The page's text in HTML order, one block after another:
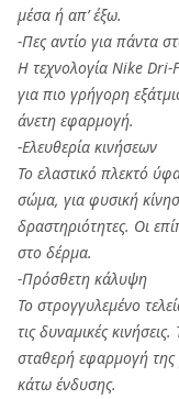
μέσα ή απ’ έξω.
-Πες αντίο για πάντα
Η τεχνολογία Nike
για πιο γρήγορη
άνετη εφαρμογή.
-Ελευθερία κινήσεων
Το ελαστικό πλεκτό
σώμα, για φυσική
δραστηριότητες. Οι
στο δέρμα.
-Πρόσθετη κάλυψη
Το στρογγυλεμένο
τις δυναμικές
σταθερή εφαρμογή
κάτω ένδυσης.